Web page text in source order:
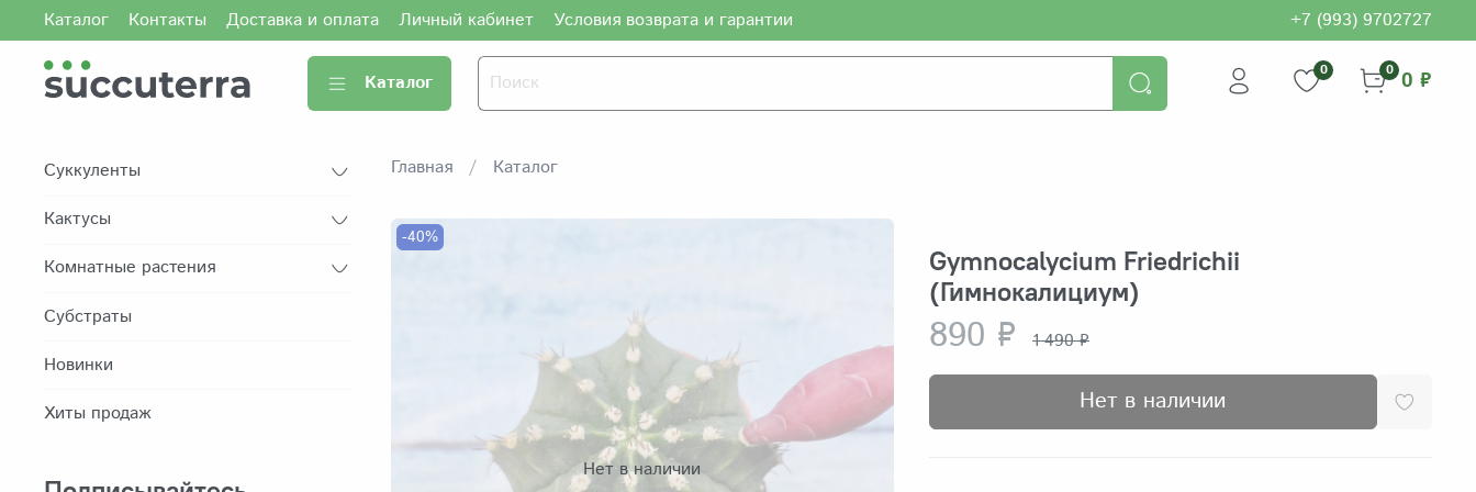
Каталог Контакты Доставка и оплата Личный кабинет Условия возврата и гарантии +7 (993) 9702727
Каталог
0 0 0 ₽
Главная Каталог
Нет в наличии
-40%
Gymnocalycium Friedrichii
(Гимнокалициум)
890 ₽ 1 490 ₽
Нет в наличии
Суккуленты
Кактусы
Комнатные растения
Субстраты
Новинки
Хиты продаж